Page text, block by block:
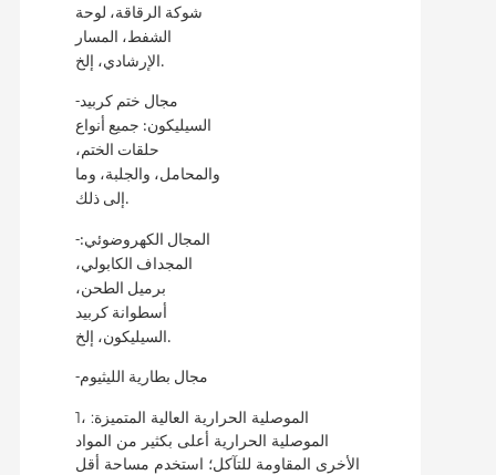
شوكة الرقاقة، لوحة
الشفط، المسار
الإرشادي، إلخ.
-مجال ختم كربيد
السيليكون: جميع أنواع
حلقات الختم،
والمحامل، والجلبة، وما
إلى ذلك.
-المجال الكهروضوئي:
المجداف الكابولي،
برميل الطحن،
أسطوانة كربيد
السيليكون، إلخ.
1، الموصلية الحرارية العالية المتميزة:
الموصلية الحرارية أعلى بكثير من المواد
الأخرى المقاومة للتآكل؛ استخدم مساحة أقل